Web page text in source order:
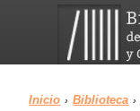
Inicio › Biblioteca ›